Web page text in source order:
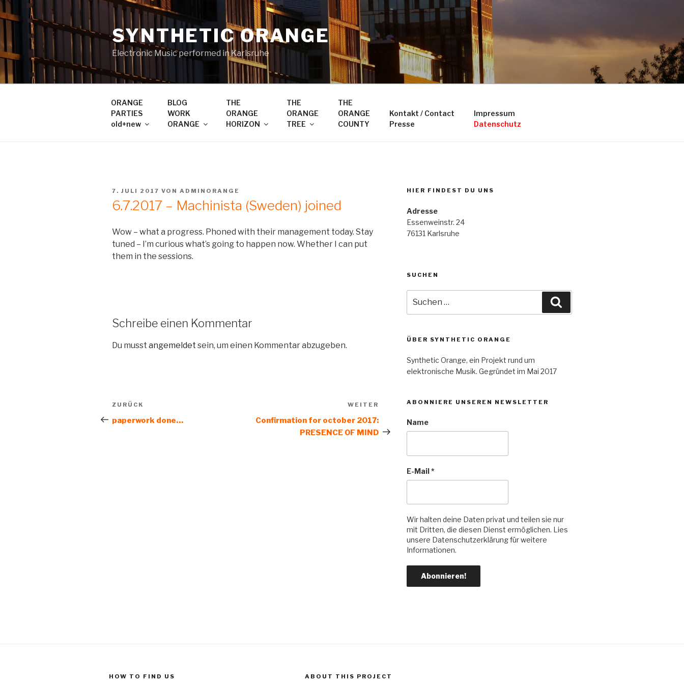
Zum
Inhalt
springen
SYNTHETIC ORANGE
Electronic Music performed in Karlsruhe
ORANGE
PARTIES
old+new
BLOG
WORK
ORANGE
THE
ORANGE
HORIZON
THE
ORANGE
TREE
THE
ORANGE
COUNTY
Kontakt / Contact
Presse
Impressum
Datenschutz
VERÖFFENTLICHT
7. JULI 2017 VON ADMINORANGE
6.7.2017 – Machinista (Sweden) joined
Wow – what a progress. Phoned with their management today. Stay
tuned – I’m curious what’s going to happen now. Whether I can put
them in the sessions.
Schreibe einen Kommentar
Du musst angemeldet sein, um einen Kommentar abzugeben.
Beitragsnavigation
Vorheriger
Beitrag
ZURÜCK
paperwork done…
Nächster
Beitrag
WEITER
Confirmation for october 2017:
PRESENCE OF MIND
HIER FINDEST DU UNS
Adresse
Essenweinstr. 24
76131 Karlsruhe
SUCHEN
nach:
ÜBER SYNTHETIC ORANGE
Synthetic Orange, ein Projekt rund um
elektronische Musik. Gegründet im Mai 2017
ABONNIERE UNSEREN NEWSLETTER
Name
E-Mail*
Wir halten deine Daten privat und teilen sie nur
mit Dritten, die diesen Dienst ermöglichen. Lies
unsere Datenschutzerklärung für weitere
Informationen.
HOW TO FIND US ABOUT THIS PROJECT